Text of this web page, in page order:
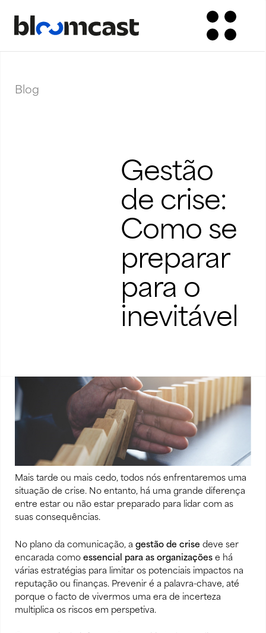
Blog
Gestão
de crise:
Como se
preparar
para o
inevitável
Mais tarde ou mais cedo, todos nós enfrentaremos uma
situação de crise. No entanto, há uma grande diferença
entre estar ou não estar preparado para lidar com as
suas consequências.
No plano da comunicação, a gestão de crise deve ser
encarada como essencial para as organizações e há
várias estratégias para limitar os potenciais impactos na
reputação ou finanças. Prevenir é a palavra-chave, até
porque o facto de vivermos uma era de incerteza
multiplica os riscos em perspetiva.